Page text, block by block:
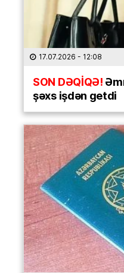
17.07.2026 - 12:08
SON DƏQİQƏ!
şəxs işdən getdi